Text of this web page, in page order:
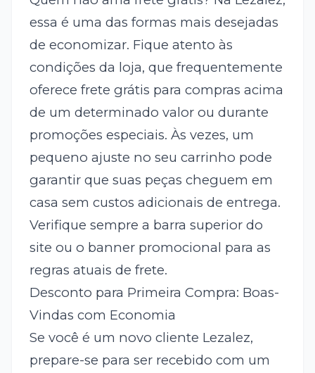
essa é uma das formas mais desejadas
de economizar. Fique atento às
condições da loja, que frequentemente
oferece frete grátis para compras acima
de um determinado valor ou durante
promoções especiais. Às vezes, um
pequeno ajuste no seu carrinho pode
garantir que suas peças cheguem em
casa sem custos adicionais de entrega.
Verifique sempre a barra superior do
site ou o banner promocional para as
regras atuais de frete.
Desconto para Primeira Compra: Boas-
Vindas com Economia
Se você é um novo cliente Lezalez,
prepare-se para ser recebido com um